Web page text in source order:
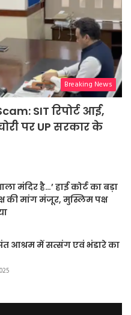
Breaking News
SIT रिपोर्ट आई,
पर UP सरकार के
मंदिर है…’ हाई कोर्ट का बड़ा
की मांग मंजूर, मुस्लिम पक्ष
आश्रम में सत्संग एवं भंडारे का